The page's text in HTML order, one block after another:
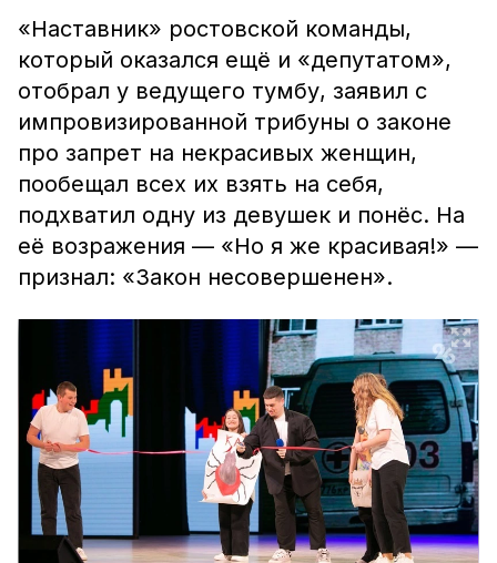
«Наставник» ростовской команды,
который оказался ещё и «депутатом»,
отобрал у ведущего тумбу, заявил с
импровизированной трибуны о законе
про запрет на некрасивых женщин,
пообещал всех их взять на себя,
подхватил одну из девушек и понёс. На
её возражения — «Но я же красивая!» —
признал: «Закон несовершенен».